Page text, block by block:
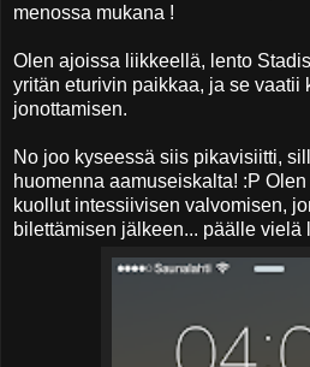
menossa mukana !
Olen ajoissa liikkeellä, lento
yritän eturivin paikkaa, ja se vaatii
jonottamisen.
No joo kyseessä siis pikavisiitti,
huomenna aamuseiskalta! :P
kuollut intessiivisen valvomisen,
bilettämisen jälkeen... päälle vielä